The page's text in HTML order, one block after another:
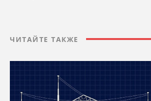
ЧИТАЙТЕ ТАКЖЕ